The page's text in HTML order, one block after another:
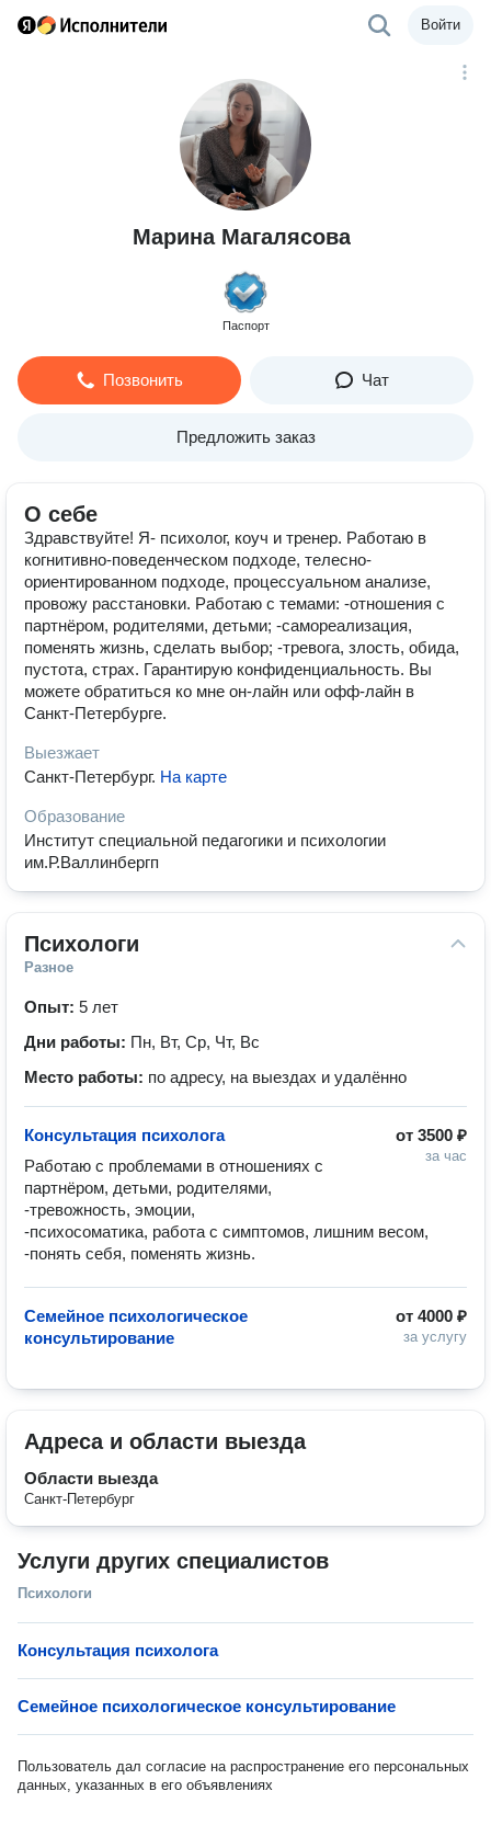
Войти
Марина Магалясова
Паспорт
Позвонить Чат
Предложить заказ
О себе
Здравствуйте! Я- психолог, коуч и тренер. Работаю в
когнитивно-поведенческом подходе, телесно-
ориентированном подходе, процессуальном анализе,
провожу расстановки. Работаю с темами: -отношения с
партнёром, родителями, детьми; -самореализация,
поменять жизнь, сделать выбор; -тревога, злость, обида,
пустота, страх. Гарантирую конфиденциальность. Вы
можете обратиться ко мне он-лайн или офф-лайн в
Санкт-Петербурге.
Выезжает
Санкт-Петербург. На карте
Образование
Институт специальной педагогики и психологии
им.Р.Валлинбергп
Психологи
Разное
Опыт: 5 лет
Дни работы: Пн, Вт, Ср, Чт, Вс
Место работы: по адресу, на выездах и удалённо
от 3500 ₽
за час
Консультация психолога
Работаю с проблемами в отношениях с
партнёром, детьми, родителями,
-тревожность, эмоции,
-психосоматика, работа с симптомов, лишним весом,
-понять себя, поменять жизнь.
от 4000 ₽
за услугу
Семейное психологическое
консультирование
Адреса и области выезда
Области выезда
Санкт-Петербург
Услуги других специалистов
Психологи
Консультация психолога
Семейное психологическое консультирование
Пользователь дал согласие на распространение его персональных
данных, указанных в его объявлениях